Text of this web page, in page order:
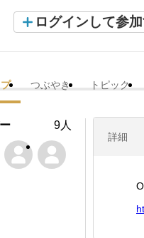
ログインして参
プ つぶやき トピック
詳細
9人